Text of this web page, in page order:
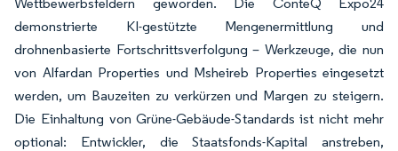
demonstrierte KI-gestützte Mengenermittlung und
drohnenbasierte Fortschrittsverfolgung – Werkzeuge, die nun
von Alfardan Properties und Msheireb Properties eingesetzt
werden, um Bauzeiten zu verkürzen und Margen zu steigern.
Die Einhaltung von Grüne-Gebäude-Standards ist nicht mehr
optional: Entwickler, die Staatsfonds-Kapital anstreben,